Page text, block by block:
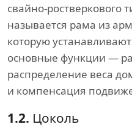
свайно-ростверкового
называется рама из
которую
основные функции —
распределение веса
и компенсация
1.2. Цоколь